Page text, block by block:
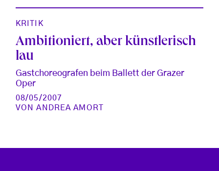
KRITIK
Ambitioniert, aber künstlerisch
lau
Gastchoreografen beim Ballett der Grazer
Oper
08/05/2007
VONANDREA AMORT